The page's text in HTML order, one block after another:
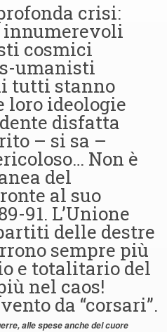
crisi:
innumerevoli
cosmici
umanisti
tutti stanno
loro ideologie
disfatta
– si sa –
Non è
del
al suo
91. L’Unione
delle destre
sempre più
e totalitario del
nel caos!
da “corsari”.
alle spese anche del cuore